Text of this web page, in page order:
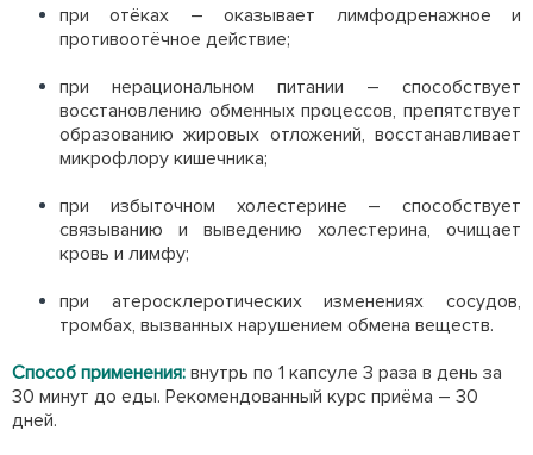
при отёках – оказывает лимфодренажное и
противоотёчное действие;
при нерациональном питании – способствует
восстановлению обменных процессов, препятствует
образованию жировых отложений, восстанавливает
микрофлору кишечника;
при избыточном холестерине – способствует
связыванию и выведению холестерина, очищает
кровь и лимфу;
при атеросклеротических изменениях сосудов,
тромбах, вызванных нарушением обмена веществ.
Способ применения: внутрь по 1 капсуле 3 раза в день за
30 минут до еды. Рекомендованный курс приёма – 30
дней.